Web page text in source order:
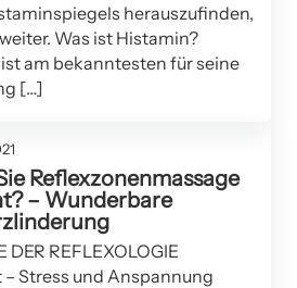
herauszufinden,
Was ist Histamin?
am bekanntesten für seine
[…]
Reflexzonenmassage
– Wunderbare
DER REFLEXOLOGIE
– Stress und Anspannung